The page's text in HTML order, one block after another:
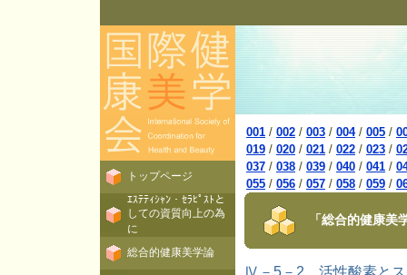
001 / 002 / 003 / 004 / 005 /
019 / 020 / 021 / 022 / 023 /
037 / 038 / 039 / 040 / 041 /
055 / 056 / 057 / 058 / 059 /
「総合的健康
Ⅳ－5－2 活性酸素とス
トップページ
ｴｽﾃﾃｨｼｬﾝ・ｾﾗﾋﾟｽﾄと
しての資質向上の為
に
総合的健康美学論